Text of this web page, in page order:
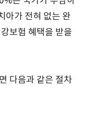
아가 전혀 없는 완
보험 혜택을 받을
다음과 같은 절차